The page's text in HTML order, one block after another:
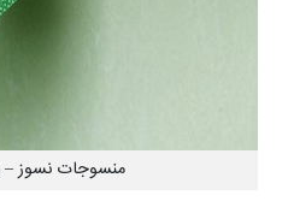
منسوجات نسوز –